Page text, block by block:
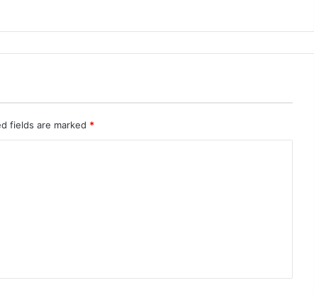
fields are marked *